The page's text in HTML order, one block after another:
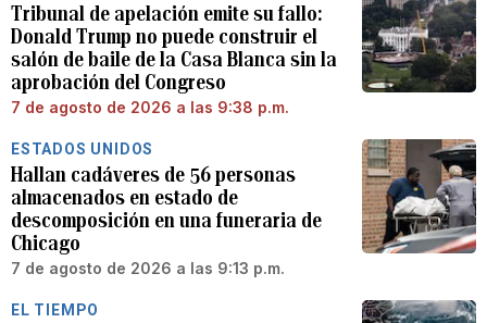
Tribunal de apelación emite su fallo:
Donald Trump no puede construir el
salón de baile de la Casa Blanca sin la
aprobación del Congreso
7 de agosto de 2026 a las 9:38 p.m.
ESTADOS UNIDOS
Hallan cadáveres de 56 personas
almacenados en estado de
descomposición en una funeraria de
Chicago
7 de agosto de 2026 a las 9:13 p.m.
EL TIEMPO